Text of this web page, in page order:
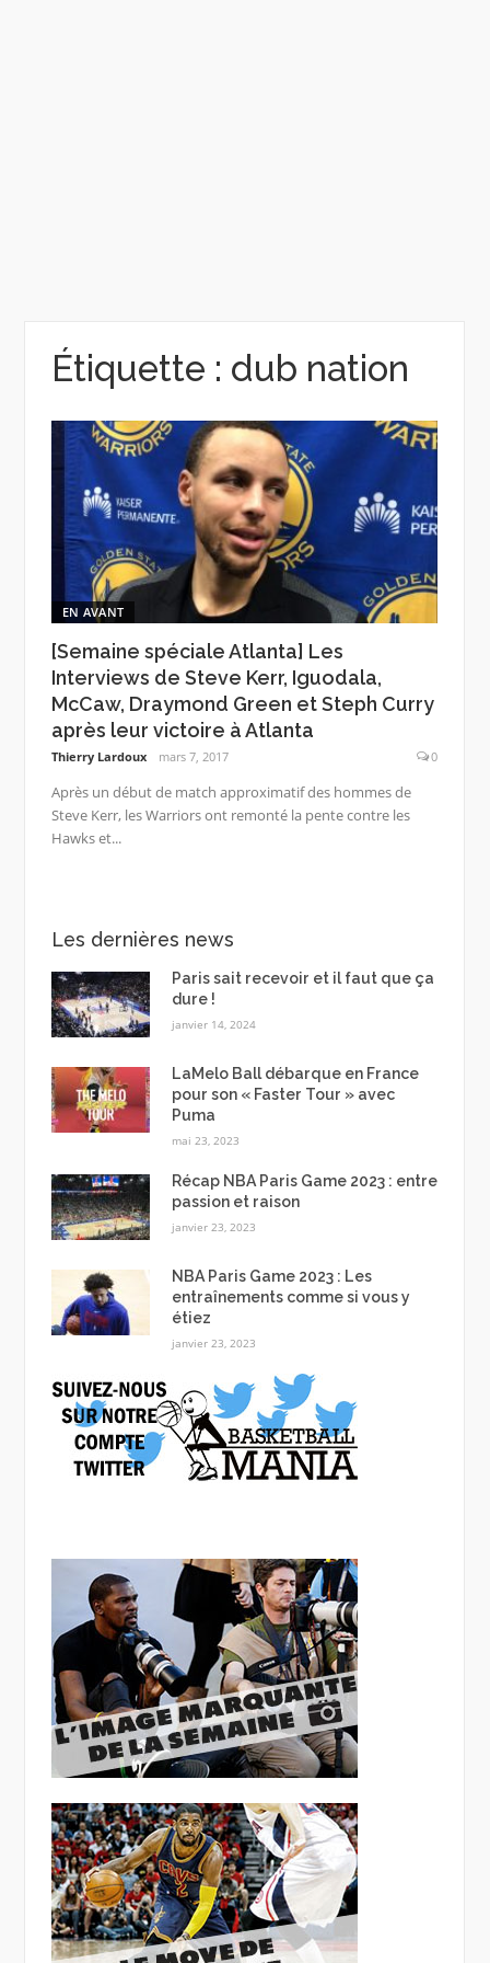
Étiquette : dub nation
EN AVANT
[Semaine spéciale Atlanta] Les
Interviews de Steve Kerr, Iguodala,
McCaw, Draymond Green et Steph Curry
après leur victoire à Atlanta
Thierry Lardoux mars 7, 2017 0
Après un début de match approximatif des hommes de
Steve Kerr, les Warriors ont remonté la pente contre les
Hawks et...
Les dernières news
Paris sait recevoir et il faut que ça
dure !
janvier 14, 2024
LaMelo Ball débarque en France
pour son « Faster Tour » avec
Puma
mai 23, 2023
Récap NBA Paris Game 2023 : entre
passion et raison
janvier 23, 2023
NBA Paris Game 2023 : Les
entraînements comme si vous y
étiez
janvier 23, 2023